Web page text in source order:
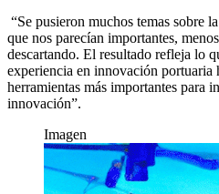
“Se pusieron muchos temas sobre
que nos parecían importantes,
descartando. El resultado refleja lo
experiencia en innovación portuaria
herramientas más importantes para
innovación”.
Imagen